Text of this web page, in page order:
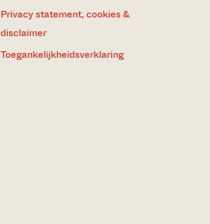
Privacy statement, cookies &
disclaimer
Toegankelijkheidsverklaring